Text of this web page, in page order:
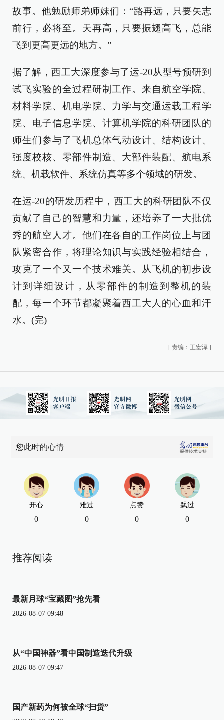
故事。他勉励师弟师妹们：“路再远，只要矢志
前行，必将至。天再高，只要振翅高飞，总能
飞到更高更远的地方。”
据了解，西工大深度参与了运-20从型号预研到
试飞实验的全过程研制工作。来自航空学院、
材料学院、机电学院、力学与交通运载工程学
院、电子信息学院、计算机学院的科研团队的
师生们参与了飞机总体气动设计、结构设计、
强度校核、零部件制造、大部件装配、航电系
统、机载软件、系统仿真等多个领域的研发。
在运-20的研发历程中，西工大的科研团队不仅
贡献了自己的智慧和力量，还培养了一大批优
秀的航空人才。他们在各自的工作岗位上与团
队紧密合作，将理论知识与实践经验相结合，
攻克了一个又一个技术难关。从飞机的初步设
计到详细设计，从零部件的制造到整机的装
配，每一个环节都凝聚着西工大人的心血和汗
水。(完)
[ 责编：王宏泽 ]
您此时的心情
开心
0
难过
0
点赞
0
飘过
0
推荐阅读
最新月球“宝藏图”抢先看
2026-08-07 09:48
从“中国神器”看中国制造迭代升级
2026-08-07 09:47
国产新药为何被全球“扫货”